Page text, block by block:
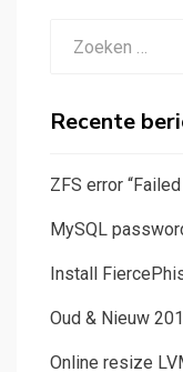
naar:
Recente
ZFS error
MySQL
Install
Oud & Nieuw
Online resize